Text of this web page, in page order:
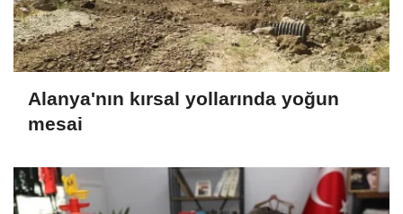
Alanya'nın kırsal yollarında yoğun
mesai